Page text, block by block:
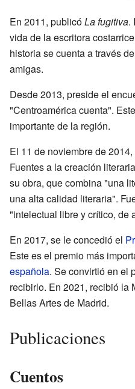
En 2011, publicóLa fugitiva.
vida de la escritora
historia se cuenta a través
amigas.
Desde 2013, preside el
"Centroamérica cuenta".
importante de la región.
El 11 de noviembre de
Fuentes a la creación
su obra, que combina "una
una alta calidad literaria".
"intelectual libre y crítico, de
En 2017, se le concedió el
Este es el premio más
española. Se convirtió en el
recibirlo. En 2021, recibió la
Bellas Artes de Madrid.
Publicaciones
Cuentos